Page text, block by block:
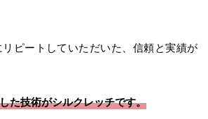
ピートしていただいた、信頼と実績が
た技術がシルクレッチです。